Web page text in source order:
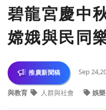
碧龍宮慶中
嫦娥與民同樂
推廣新聞稿 Sep
與教育 人群與社會 娛樂